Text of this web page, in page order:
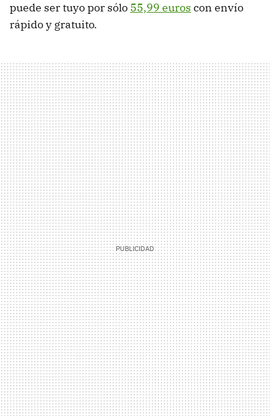
puede ser tuyo por sólo 55,99 euros con envío
rápido y gratuito.